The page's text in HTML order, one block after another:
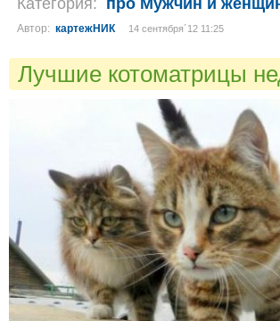
Автор: картежНИК 14 сентября´12 11:25
Лучшие котоматрицы